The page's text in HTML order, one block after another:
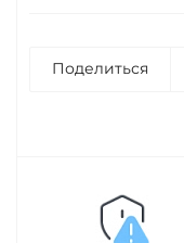
Поделиться